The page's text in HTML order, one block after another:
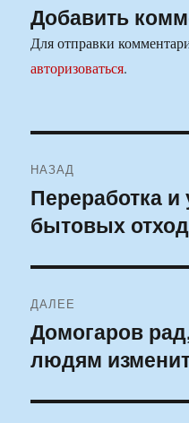
Добавить
Для отправки
авторизоваться.
по
записям
НАЗАД
Предыдущая
запись:
Переработка и
бытовых
ДАЛЕЕ
Следующая
запись:
Домогаров
людям